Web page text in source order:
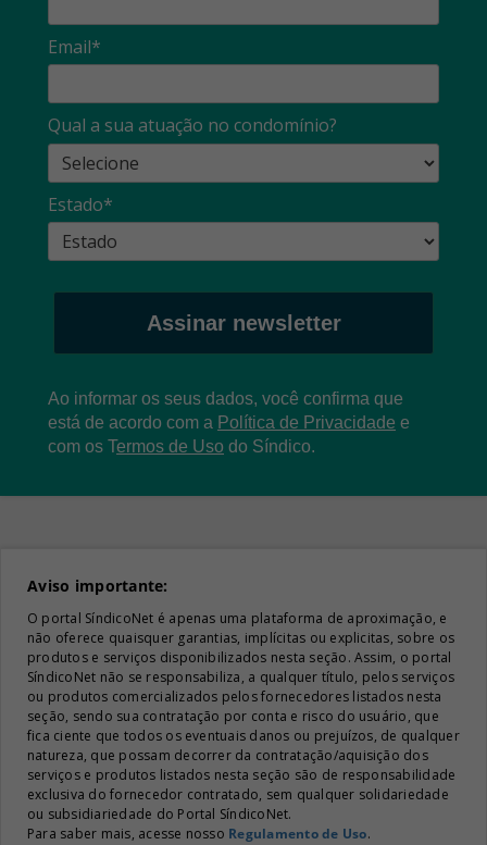
Email*
Qual a sua atuação no condomínio?
Estado*
Assinar newsletter
Ao informar os seus dados, você confirma que
está de acordo com a Política de Privacidade e
com os Termos de Uso do Síndico.
Aviso importante:
O portal SíndicoNet é apenas uma plataforma de aproximação, e
não oferece quaisquer garantias, implícitas ou explicitas, sobre os
produtos e serviços disponibilizados nesta seção. Assim, o portal
SíndicoNet não se responsabiliza, a qualquer título, pelos serviços
ou produtos comercializados pelos fornecedores listados nesta
seção, sendo sua contratação por conta e risco do usuário, que
fica ciente que todos os eventuais danos ou prejuízos, de qualquer
natureza, que possam decorrer da contratação/aquisição dos
serviços e produtos listados nesta seção são de responsabilidade
exclusiva do fornecedor contratado, sem qualquer solidariedade
ou subsidiariedade do Portal SíndicoNet.
Para saber mais, acesse nosso Regulamento de Uso.